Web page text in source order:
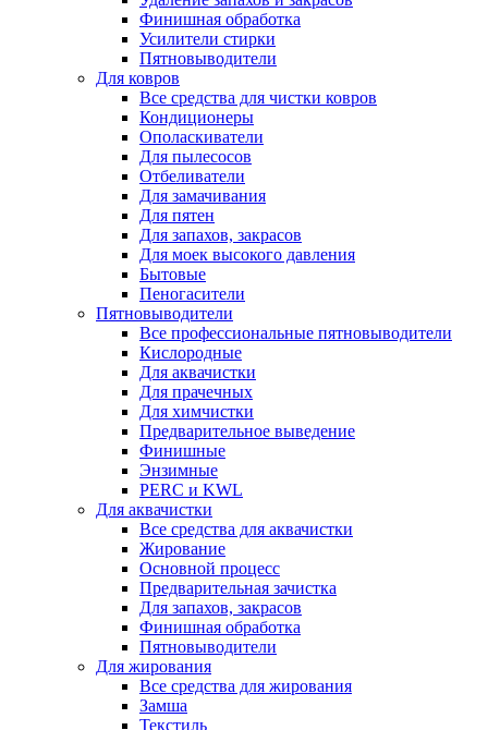
Финишная обработка
Усилители стирки
Пятновыводители
Для ковров
Все средства для чистки ковров
Кондиционеры
Ополаскиватели
Для пылесосов
Отбеливатели
Для замачивания
Для пятен
Для запахов, закрасов
Для моек высокого давления
Бытовые
Пеногасители
Пятновыводители
Все профессиональные пятновыводители
Кислородные
Для аквачистки
Для прачечных
Для химчистки
Предварительное выведение
Финишные
Энзимные
PERC и KWL
Для аквачистки
Все средства для аквачистки
Жирование
Основной процесс
Предварительная зачистка
Для запахов, закрасов
Финишная обработка
Пятновыводители
Для жирования
Все средства для жирования
Замша
Текстиль